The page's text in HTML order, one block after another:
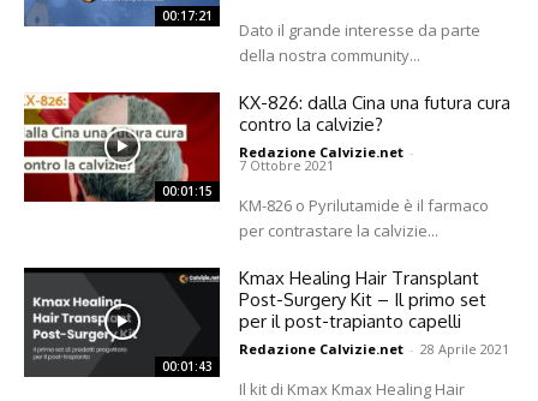
00:17:21
Dato il grande interesse da parte
della nostra community...
00:01:15
KX-826: dalla Cina una futura cura
contro la calvizie?
Redazione Calvizie.net -
7 Ottobre 2021
KM-826 o Pyrilutamide è il farmaco
per contrastare la calvizie...
00:01:43
Kmax Healing Hair Transplant
Post-Surgery Kit – Il primo set
per il post-trapianto capelli
Redazione Calvizie.net - 28 Aprile 2021
Il kit di Kmax Kmax Healing Hair